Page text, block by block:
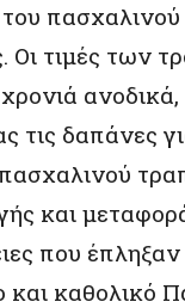
Οι τιμές των
τις δαπάνες
και
που
και καθολικό